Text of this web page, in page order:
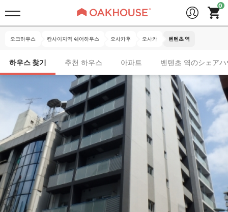
오크하우스 칸사이지역 쉐어하우스 오사카후 오사카 벤텐초 역
하우스 찾기 추천 하우스 아파트 벤텐초 역のシェア